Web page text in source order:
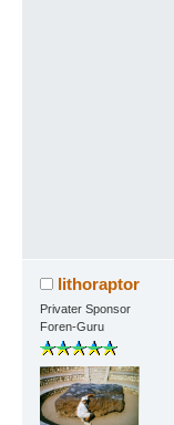
lithoraptor
Privater Sponsor
Foren-Guru